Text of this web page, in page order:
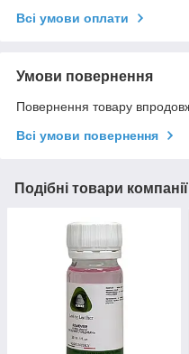
Всі умови оплати
Умови повернення
Повернення товару
Всі умови повернення
Подібні товари компанії